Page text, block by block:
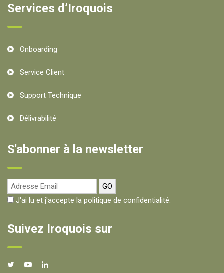
Services d’Iroquois
Onboarding
Service Client
Support Technique
Délivrabilité
S'abonner à la newsletter
J'ai lu et j'accepte la politique de confidentialité.
Suivez Iroquois sur